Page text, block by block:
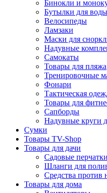
Бинокли и
Бутылки для воды
Велосипеды
Ламзаки
Маски для
Надувные
Самокаты
Товары для пляжа
Тренировочные
Фонари
Тактическая
Товары для
Сапборды
Надувные круги
Сумки
Товары TV-Shop
Товары для дачи
Садовые перчатки
Шланги для
Средства против
Товары для дома